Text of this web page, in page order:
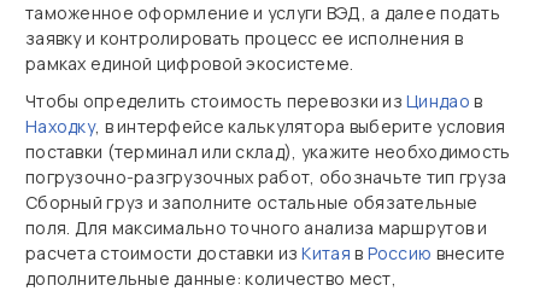
таможенное оформление и услуги ВЭД, а далее подать
заявку и контролировать процесс ее исполнения в
рамках единой цифровой экосистеме.
Чтобы определить стоимость перевозки изЦиндао в
Находку, в интерфейсе калькулятора выберите условия
поставки (терминал или склад), укажите необходимость
погрузочно‑разгрузочных работ, обозначьте тип груза
Сборный груз и заполните остальные обязательные
поля. Для максимально точного анализа маршрутов и
расчета стоимости доставки изКитая в Россию внесите
дополнительные данные: количество мест,